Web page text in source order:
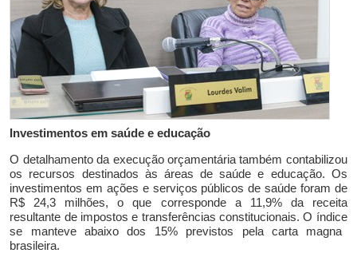
Investimentos em saúde e educação
O detalhamento da execução orçamentáriatambém contabilizou
os recursos destinados às áreas de saúde e educação. Os
investimentos em ações e serviços públicos de saúde foram de
R$ 24,3 milhões,o que correspondea 11,9% da receita
resultante de impostos e transferências constitucionais.O índice
se manteve abaixo dos 15% previstos pela carta magna
brasileira.